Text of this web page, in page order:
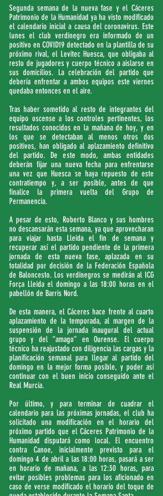
Segunda semana de la nueva fase y el Cáceres
Patrimonio de la Humanidad ya ha visto modificado
el calendario inicial a causa del coronavirus. Este
lunes el club verdinegro era informado de un
positivo en COVID19 detectado en la plantilla de su
próximo rival, el Levitec Huesca, que obligaba al
resto de jugadores y cuerpo técnico a aislarse en
sus domicilios. La celebración del partido que
debería enfrentar a ambos equipos este viernes
quedaba entonces en el aire.
Tras haber sometido al resto de integrantes del
equipo oscense a los controles pertinentes, los
resultados conocidos en la mañana de hoy, y en
los que se detectaban al menos otros dos
positivos, han obligado al aplazamiento definitivo
del partido. De este modo, ambas entidades
deberán fijar una nueva fecha para enfrentarse
una vez que Huesca se haya repuesto de este
contratiempo y, a ser posible, antes de que
finalice la primera vuelta del Grupo de
Permanencia.
A pesar de esto, Roberto Blanco y sus hombres
no descansarán esta semana, ya que aprovecharan
para viajar hasta Lleida el fin de semana y
recuperar así el partido pendiente de la primera
jornada de esta nueva fase, aplazada en su
totalidad por decisión de la Federación Española
de Baloncesto. Los verdinegros se medirán al ICG
Força Lleida el domingo a las 18:00 horas en el
pabellón de Barris Nord.
De esta manera, el Cáceres hace frente al cuarto
aplazamiento de la temporada, al margen de la
suspensión de la jornada inaugural del actual
grupo y del “amago” en Ourense. El cuerpo
técnico ha reajustado con diligencia las cargas y la
planificación semanal para llegar al partido del
domingo en la mejor forma posible, y poder así
continuar con el buen inicio conseguido ante el
Real Murcia.
Por último, y para terminar de cuadrar el
calendario para las próximas jornadas, el club ha
solicitado una modificación en el horario del
próximo partido que el Cáceres Patrimonio de la
Humanidad disputará como local. El encuentro
contra Canoe, inicialmente previsto para el
domingo 4 de abril a las 18:00 horas, pasará a ser
en horario de mañana, a las 12:30 horas, para
evitar posibles problemas para los aficionado en
caso de verse modificado el horario del toque de